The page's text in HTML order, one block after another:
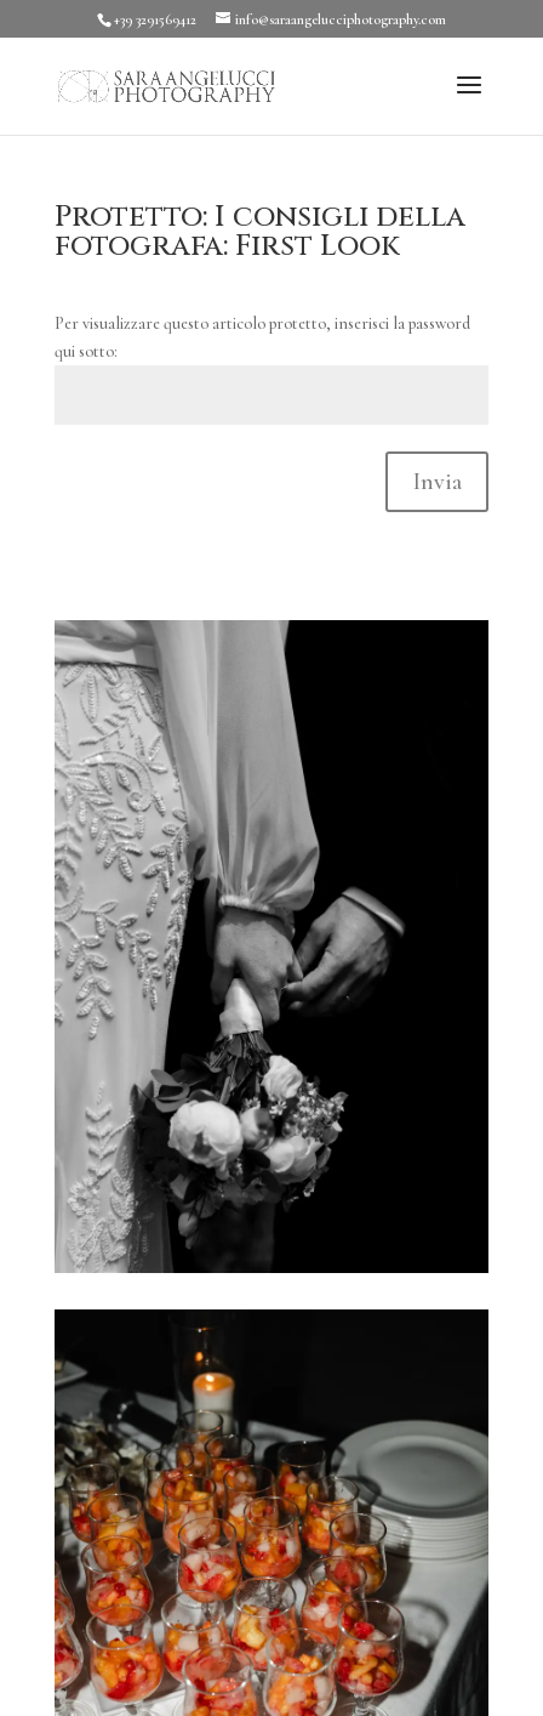
+39 3291569412 info@saraangelucciphotography.com
Protetto: I consigli della
fotografa: First Look
Per visualizzare questo articolo protetto, inserisci la password
qui sotto:
Invia